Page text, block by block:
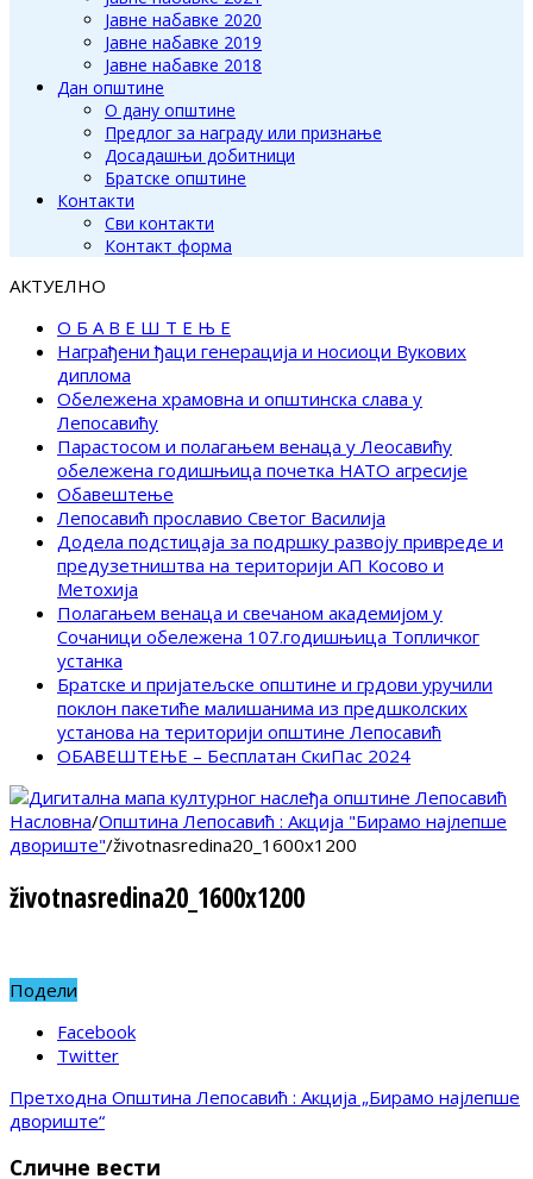
Јавне набавке 2020
Јавне набавке 2019
Јавне набавке 2018
Дан општине
О дану општине
Предлог за награду или признање
Досадашњи добитници
Братске општине
Контакти
Сви контакти
Контакт форма
АКТУЕЛНО
О Б А В Е Ш Т Е Њ Е
Награђени ђаци генерација и носиоци Вукових
диплома
Обележена храмовна и општинска слава у
Лепосавићу
Парастосом и полагањем венаца у Леосавићу
обележена годишњица почетка НАТО агресије
Обавештење
Лепосавић прославио Светог Василија
Додела подстицаја за подршку развоју привреде и
предузетништва на територији АП Косово и
Метохија
Полагањем венаца и свечаном академијом у
Сочаници обележена 107.годишњица Топличког
устанка
Братске и пријатељске општине и грдови уручили
поклон пакетиће малишанима из предшколских
установа на територији општине Лепосавић
ОБАВЕШТЕЊЕ – Бесплатан СкиПас 2024
Насловна/Општина Лепосавић : Акција "Бирамо најлепше
двориште"/životnasredina20_1600x1200
životnasredina20_1600x1200
Подели
Facebook
Twitter
Претходна Општина Лепосавић : Акција „Бирамо најлепше
двориште“
Сличне вести